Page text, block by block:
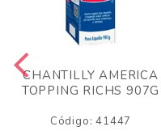
CHANTILLY AMERICA
TOPPING RICHS 907G
Código: 41447